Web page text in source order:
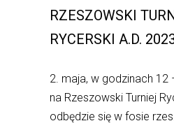
RZESZOWSKI
RYCERSKI A.D.
2. maja, w godzinach 12
na Rzeszowski Turniej
odbędzie się w fosie